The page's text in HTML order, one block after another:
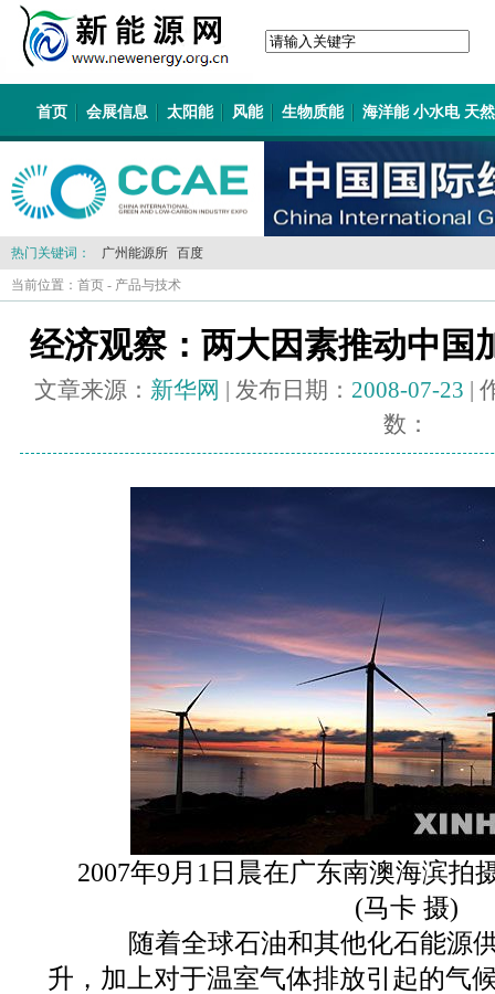
首页 会展信息 太阳能 风能 生物质能 海洋能 小水电 天
热门关键词： 广州能源所 百度
当前位置： 首页 - 产品与技术
经济观察：两大因素推动中国
文章来源： 新华网 | 发布日期： 2008-07-23 |
数：
2007年9月1日晨在广东南澳海滨拍
(马卡 摄)
随着全球石油和其他化石能源
升，加上对于温室气体排放引起的气